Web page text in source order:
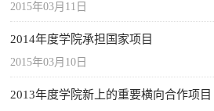
2015年03月11日
2014年度学院承担国家项目
2015年03月10日
2013年度学院新上的重要横向合作项目